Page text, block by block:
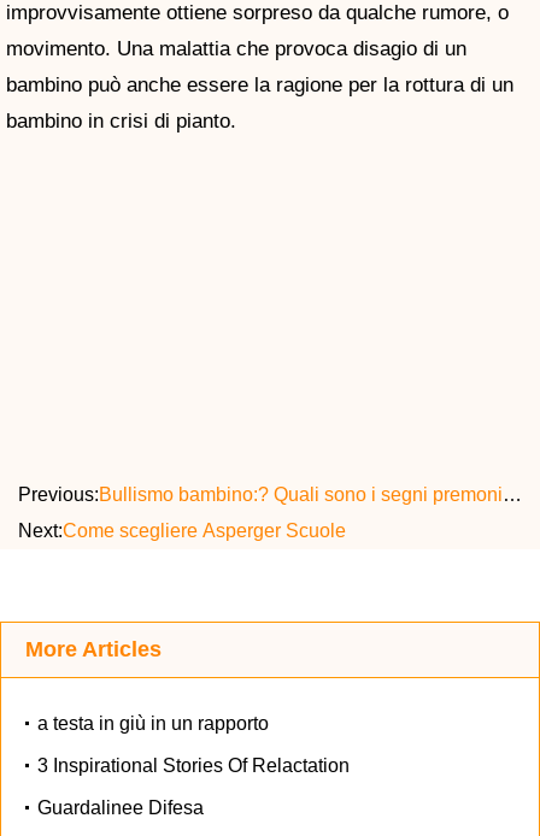
improvvisamente ottiene sorpreso da qualche rumore, o
movimento. Una malattia che provoca disagio di un
bambino può anche essere la ragione per la rottura di un
bambino in crisi di pianto.
Previous:Bullismo bambino:? Quali sono i segni premonitori
Next:Come scegliere Asperger Scuole
More Articles
a testa in giù in un rapporto
3 Inspirational Stories Of Relactation
Guardalinee Difesa